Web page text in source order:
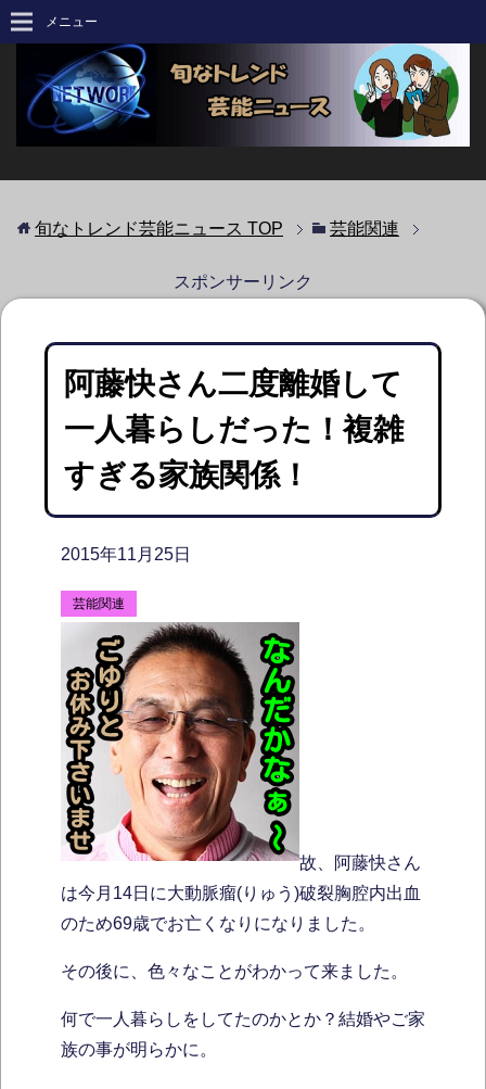
メニュー
旬なトレンド芸能ニュース TOP 芸能関連
スポンサーリンク
阿藤快さん二度離婚して
一人暮らしだった！複雑
すぎる家族関係！
2015年11月25日
芸能関連
故、阿藤快さん
は今月14日に大動脈瘤(りゅう)破裂胸腔内出血
のため69歳でお亡くなりになりました。
その後に、色々なことがわかって来ました。
何で一人暮らしをしてたのかとか？結婚やご家
族の事が明らかに。